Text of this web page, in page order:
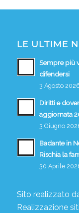
LE ULTIME
Sempre più
difendersi
3 Agosto
Diritti e
aggiornata
3 Giugno
Badante in
Rischia la
30 Aprile
Sito realizzato
Realizzazione